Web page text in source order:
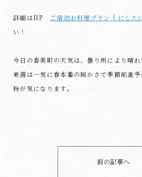
詳細はHP ご宿泊お料理プラン | にした
い！
今日の香美町の天気は、曇り所により晴れ
来週は一気に春本番の暖かさで季節前進
粉が気になります。
前の記事へ